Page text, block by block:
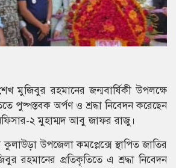
মুজিবুর রহমানের জন্মবার্ষিকী উপলক্ষে
পুষ্পস্তবক অর্পণ ও শ্রদ্ধা নিবেদন করেছেন
অফিসার-২ মুহাম্মদ আবু জাফর রাজু।
উপজেলা কমপ্লেক্সে স্থাপিত জাতির
রহমানের প্রতিকৃতিতে এ শ্রদ্ধা নিবেদন